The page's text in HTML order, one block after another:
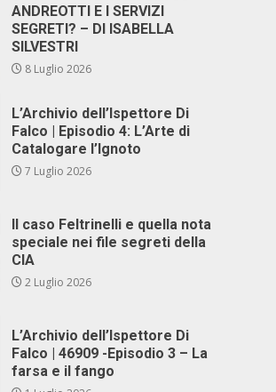
ANDREOTTI E I SERVIZI
SEGRETI? – DI ISABELLA
SILVESTRI
8 Luglio 2026
L’Archivio dell’Ispettore Di
Falco | Episodio 4: L’Arte di
Catalogare l’Ignoto
7 Luglio 2026
Il caso Feltrinelli e quella nota
speciale nei file segreti della
CIA
2 Luglio 2026
L’Archivio dell’Ispettore Di
Falco | 46909 -Episodio 3 – La
farsa e il fango